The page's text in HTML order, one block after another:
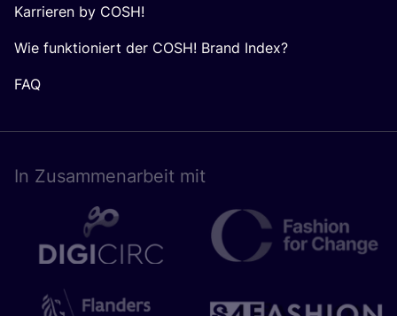
Karrieren by COSH!
Wie funktioniert der COSH! Brand Index?
FAQ
In Zusam­men­ar­beit mit